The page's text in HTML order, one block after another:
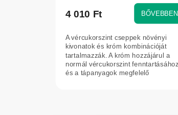
4 010 Ft BŐVEBBEN
A vércukorszint cseppek növényi
kivonatok és króm kombinációját
tartalmazzák. A króm hozzájárul a
normál vércukorszint fenntartásához
és a tápanyagok megfelelő